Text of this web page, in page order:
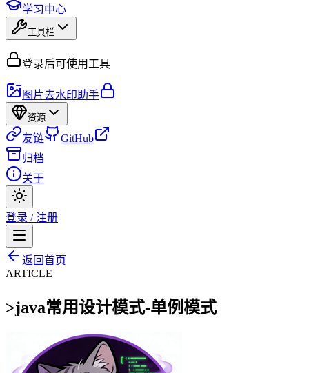
学习中心
工具栏
登录后可使用工具
图片去水印助手
资源
友链
GitHub
归档
关于
登录 / 注册
返回首页
ARTICLE
>java常用设计模式-单例模式